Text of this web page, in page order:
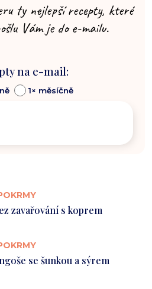
ty nejlepší recepty, které
Vám je do e-mailu.
na e-mail:
1× měsíčně
zavařování s koprem
se šunkou a sýrem